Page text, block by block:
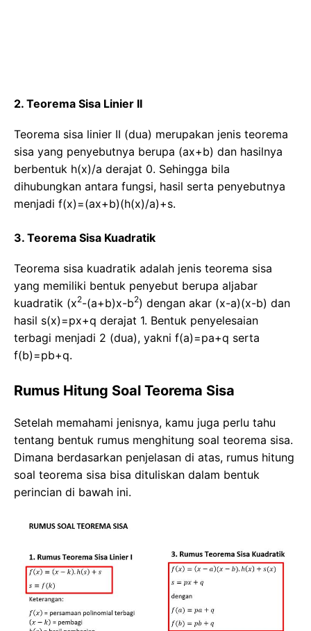
2. Teorema Sisa Linier II
Teorema sisa linier II (dua) merupakan jenis teorema
sisa yang penyebutnya berupa (ax+b) dan hasilnya
berbentuk h(x)/a derajat 0. Sehingga bila
dihubungkan antara fungsi, hasil serta penyebutnya
menjadi f(x)=(ax+b)(h(x)/a)+s.
3. Teorema Sisa Kuadratik
Teorema sisa kuadratik adalah jenis teorema sisa
yang memiliki bentuk penyebut berupa aljabar
kuadratik (x2-(a+b)x-b2) dengan akar (x-a)(x-b) dan
hasil s(x)=px+q derajat 1. Bentuk penyelesaian
terbagi menjadi 2 (dua), yakni f(a)=pa+q serta
f(b)=pb+q.
Rumus Hitung Soal Teorema Sisa
Setelah memahami jenisnya, kamu juga perlu tahu
tentang bentuk rumus menghitung soal teorema sisa.
Dimana berdasarkan penjelasan di atas, rumus hitung
soal teorema sisa bisa dituliskan dalam bentuk
perincian di bawah ini.